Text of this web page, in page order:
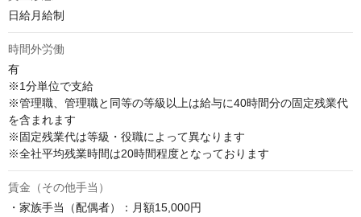
日給月給制
時間外労働
有
※1分単位で支給
※管理職、管理職と同等の等級以上は給与に40時間分の固定残業代
を含まれます
※固定残業代は等級・役職によって異なります
※全社平均残業時間は20時間程度となっております
賃金（その他手当）
・家族手当（配偶者）：月額15,000円